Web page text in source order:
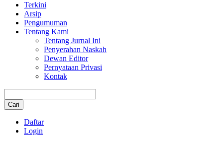
Terkini
Arsip
Pengumuman
Tentang Kami
Tentang Jurnal Ini
Penyerahan Naskah
Dewan Editor
Pernyataan Privasi
Kontak
Cari
Daftar
Login